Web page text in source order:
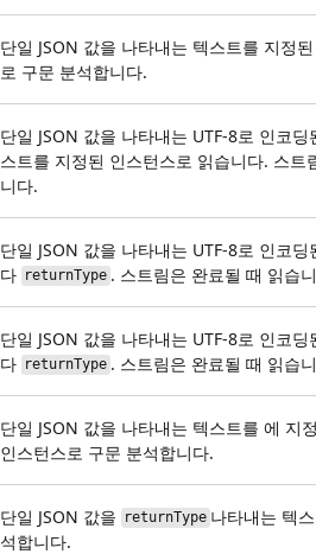
단일 JSON 값을 나타내는 텍스트를 지정
로 구문 분석합니다.
단일 JSON 값을 나타내는 UTF-8로 인코딩
스트를 지정된 인스턴스로 읽습니다. 스트
니다.
단일 JSON 값을 나타내는 UTF-8로 인코
다 returnType . 스트림은 완료될 때 읽습
단일 JSON 값을 나타내는 UTF-8로 인코
다 returnType . 스트림은 완료될 때 읽습
단일 JSON 값을 나타내는 텍스트를 에 지
인스턴스로 구문 분석합니다.
단일 JSON 값을 returnType 나타내는 텍
석합니다.